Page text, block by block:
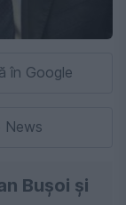
în Google
News
Buşoi şi